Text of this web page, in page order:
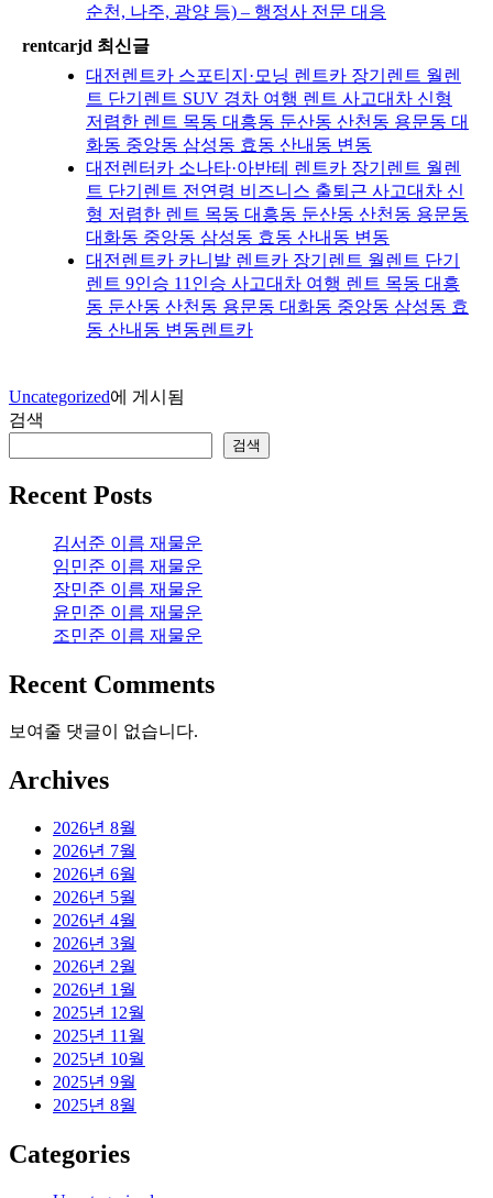
순천, 나주, 광양 등) – 행정사 전문 대응
rentcarjd 최신글
대전렌트카 스포티지·모닝 렌트카 장기렌트 월렌
트 단기렌트 SUV 경차 여행 렌트 사고대차 신형
저렴한 렌트 목동 대흥동 둔산동 산천동 용문동 대
화동 중앙동 삼성동 효동 산내동 변동
대전렌터카 소나타·아반테 렌트카 장기렌트 월렌
트 단기렌트 전연령 비즈니스 출퇴근 사고대차 신
형 저렴한 렌트 목동 대흥동 둔산동 산천동 용문동
대화동 중앙동 삼성동 효동 산내동 변동
대전렌트카 카니발 렌트카 장기렌트 월렌트 단기
렌트 9인승 11인승 사고대차 여행 렌트 목동 대흥
동 둔산동 산천동 용문동 대화동 중앙동 삼성동 효
동 산내동 변동렌트카
Uncategorized에 게시됨
검색
검색
Recent Posts
김서준 이름 재물운
임민준 이름 재물운
장민준 이름 재물운
윤민준 이름 재물운
조민준 이름 재물운
Recent Comments
보여줄 댓글이 없습니다.
Archives
2026년 8월
2026년 7월
2026년 6월
2026년 5월
2026년 4월
2026년 3월
2026년 2월
2026년 1월
2025년 12월
2025년 11월
2025년 10월
2025년 9월
2025년 8월
Categories